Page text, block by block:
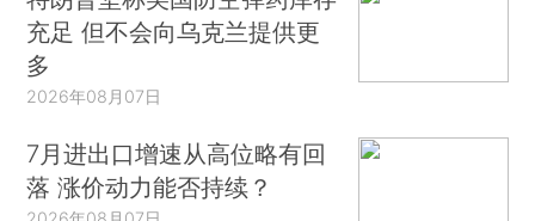
充足 但不会向乌克兰提供更
多
2026年08月07日
7月进出口增速从高位略有回
落 涨价动力能否持续？